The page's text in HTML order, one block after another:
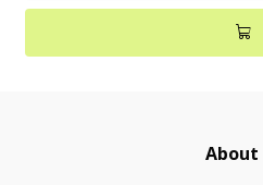
About